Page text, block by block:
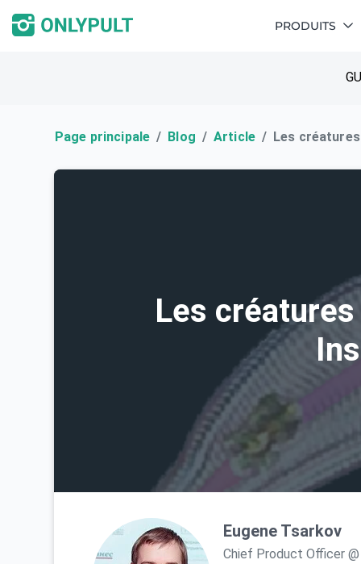
PRODUITS
Page principale Blog Article Les
Les
Eugene Tsarkov
Chief Product Officer